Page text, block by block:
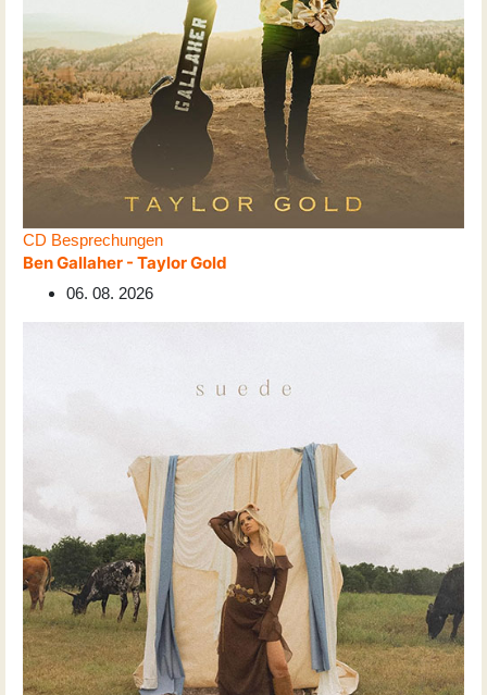
CD Besprechungen
Ben Gallaher - Taylor Gold
06. 08. 2026